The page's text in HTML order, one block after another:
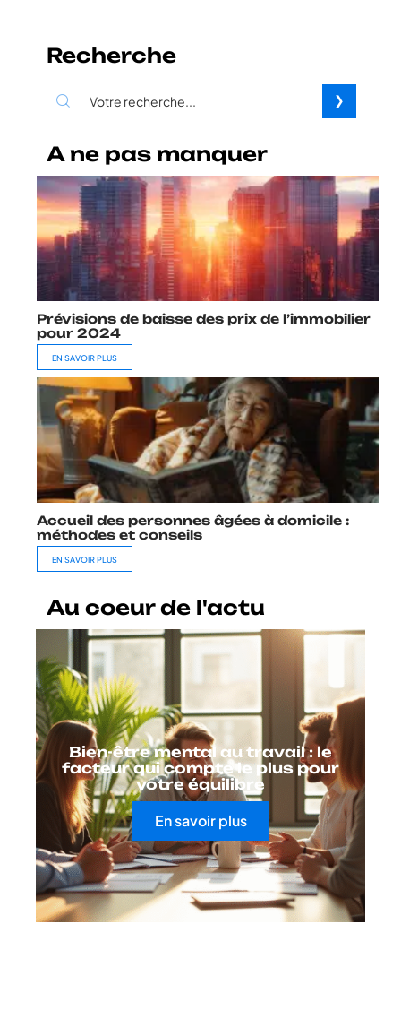
Recherche
A ne pas manquer
Prévisions de baisse des prix de l’immobilier
pour 2024
EN SAVOIR PLUS
Accueil des personnes âgées à domicile :
méthodes et conseils
EN SAVOIR PLUS
Au coeur de l'actu
Bien-être mental au travail : le
facteur qui compte le plus pour
votre équilibre
En savoir plus